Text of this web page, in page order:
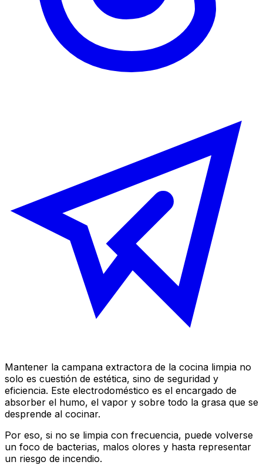
Mantener la campana extractora de la cocina limpia no
solo es cuestión de estética, sino de seguridad y
eficiencia. Este electrodoméstico es el encargado de
absorber el humo, el vapor y sobre todo la grasa que se
desprende al cocinar.
Por eso, si no se limpia con frecuencia, puede volverse
un foco de bacterias, malos olores y hasta representar
un riesgo de incendio.